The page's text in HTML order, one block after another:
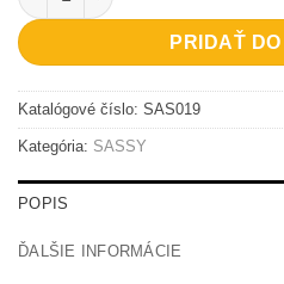
PRIDAŤ
Katalógové číslo: SAS019
Kategória: SASSY
POPIS
ĎALŠIE INFORMÁCIE